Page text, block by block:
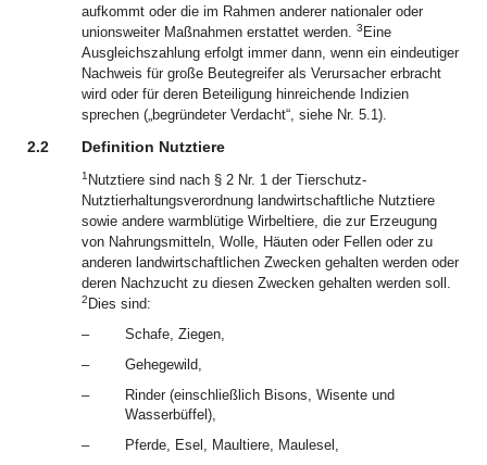
aufkommt oder die im Rahmen anderer nationaler oder
unionsweiter Maßnahmen erstattet werden. 3 Eine
Ausgleichszahlung erfolgt immer dann, wenn ein eindeutiger
Nachweis für große Beutegreifer als Verursacher erbracht
wird oder für deren Beteiligung hinreichende Indizien
sprechen („begründeter Verdacht“, siehe Nr. 5.1).
2.2 Definition Nutztiere
1 Nutztiere sind nach § 2 Nr. 1 der Tierschutz-
Nutztierhaltungsverordnung landwirtschaftliche Nutztiere
sowie andere warmblütige Wirbeltiere, die zur Erzeugung
von Nahrungsmitteln, Wolle, Häuten oder Fellen oder zu
anderen landwirtschaftlichen Zwecken gehalten werden oder
deren Nachzucht zu diesen Zwecken gehalten werden soll.
2 Dies sind:
–
Schafe, Ziegen,
–
Gehegewild,
–
Rinder (einschließlich Bisons, Wisente und
Wasserbüffel),
–
Pferde, Esel, Maultiere, Maulesel,